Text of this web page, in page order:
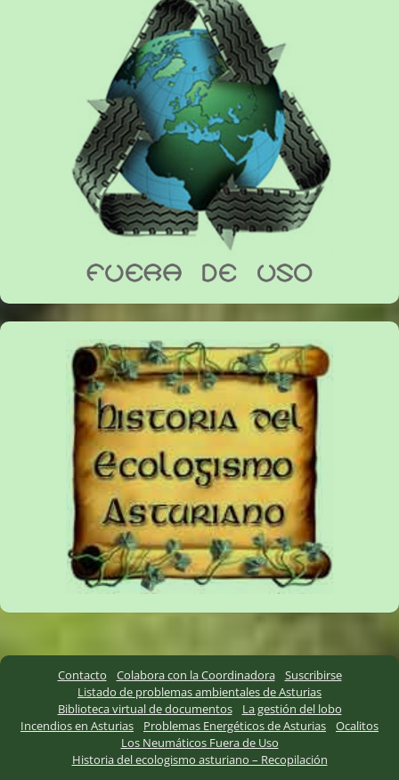
Contacto Colabora con la Coordinadora
Suscribirse
Listado de problemas ambientales de Asturias
Biblioteca virtual de documentos
La gestión del lobo
Incendios en Asturias
Problemas Energéticos de Asturias
Ocalitos
Los Neumáticos Fuera de Uso
Historia del ecologismo asturiano – Recopilación